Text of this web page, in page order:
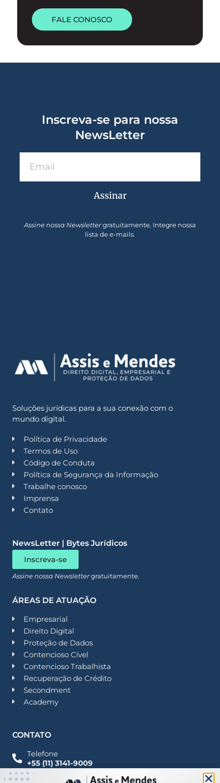
FALE CONOSCO
Inscreva-se para nossa
NewsLetter
Assinar
Assine nossa Newslettergratuitamente. Integre nossa
lista de e-mails.
Soluções jurídicas para a sua conexão com o
mundo digital.
Política de Privacidade
Termos de Uso
Código de Conduta
Política de Segurança da Informação
Trabalhe conosco
Imprensa
Contato
NewsLetter | Bytes Jurídicos
Inscreva-se
Assine nossa Newslettergratuitamente.
ÁREAS DE ATUAÇÃO
Empresarial
Direito Digital
Proteção de Dados
Contencioso Cível
Contencioso Trabalhista
Recuperação de Crédito
Secondment
Academy
CONTATO
Telefone
+55 (11) 3141-9009
Imprensa